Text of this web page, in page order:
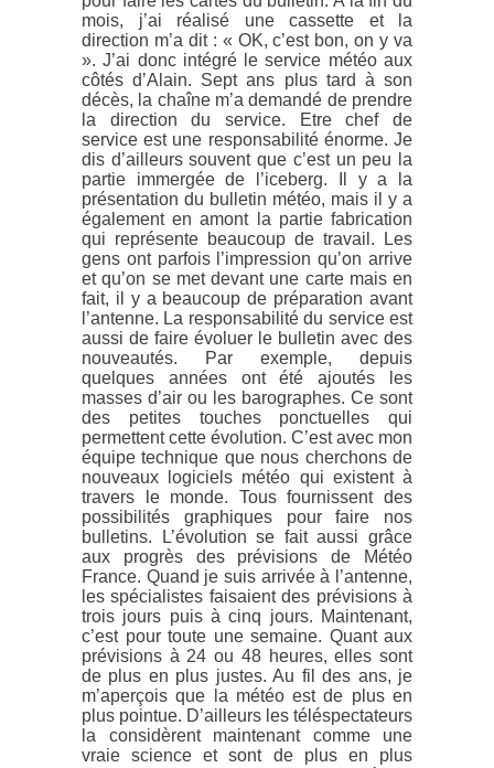
mois, j’ai réalisé une cassette et la
direction m’a dit : « OK, c’est bon, on y va
». J’ai donc intégré le service météo aux
côtés d’Alain. Sept ans plus tard à son
décès, la chaîne m’a demandé de prendre
la direction du service. Etre chef de
service est une responsabilité énorme. Je
dis d’ailleurs souvent que c’est un peu la
partie immergée de l’iceberg. Il y a la
présentation du bulletin météo, mais il y a
également en amont la partie fabrication
qui représente beaucoup de travail. Les
gens ont parfois l’impression qu’on arrive
et qu’on se met devant une carte mais en
fait, il y a beaucoup de préparation avant
l’antenne. La responsabilité du service est
aussi de faire évoluer le bulletin avec des
nouveautés. Par exemple, depuis
quelques années ont été ajoutés les
masses d’air ou les barographes. Ce sont
des petites touches ponctuelles qui
permettent cette évolution. C’est avec mon
équipe technique que nous cherchons de
nouveaux logiciels météo qui existent à
travers le monde. Tous fournissent des
possibilités graphiques pour faire nos
bulletins. L’évolution se fait aussi grâce
aux progrès des prévisions de Météo
France. Quand je suis arrivée à l’antenne,
les spécialistes faisaient des prévisions à
trois jours puis à cinq jours. Maintenant,
c’est pour toute une semaine. Quant aux
prévisions à 24 ou 48 heures, elles sont
de plus en plus justes. Au fil des ans, je
m’aperçois que la météo est de plus en
plus pointue. D’ailleurs les téléspectateurs
la considèrent maintenant comme une
vraie science et sont de plus en plus